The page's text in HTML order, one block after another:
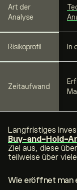
Art der
Analyse
Risikoprofil In
Zeitaufwand
Langfristiges
Buy-and-Hold-
Ziel aus, diese
teilweise über
Wie eröffnet man